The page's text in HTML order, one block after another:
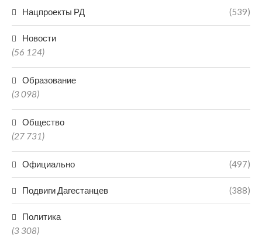
Нацпроекты РД (539)
Новости
(56 124)
Образование
(3 098)
Общество
(27 731)
Официально (497)
Подвиги Дагестанцев (388)
Политика
(3 308)